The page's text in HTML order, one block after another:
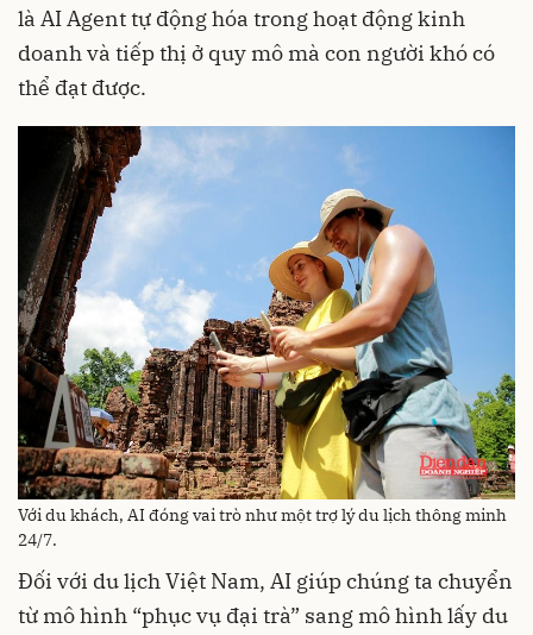
là AI Agent tự động hóa trong hoạt động kinh
doanh và tiếp thị ở quy mô mà con người khó có
thể đạt được.
Với du khách, AI đóng vai trò như một trợ lý du lịch thông minh
24/7.
Đối với du lịch Việt Nam, AI giúp chúng ta chuyển
từ mô hình “phục vụ đại trà” sang mô hình lấy du